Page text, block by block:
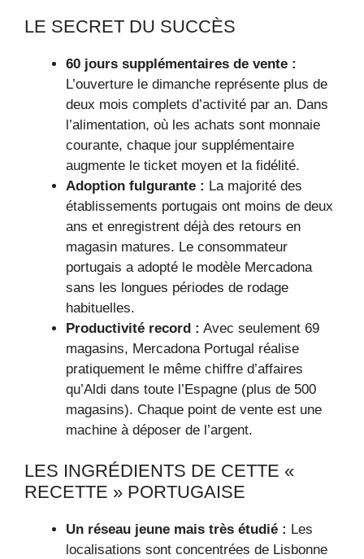
LE SECRET DU SUCCÈS
60 jours supplémentaires de vente :
L’ouverture le dimanche représente plus de
deux mois complets d’activité par an. Dans
l’alimentation, où les achats sont monnaie
courante, chaque jour supplémentaire
augmente le ticket moyen et la fidélité.
Adoption fulgurante : La majorité des
établissements portugais ont moins de deux
ans et enregistrent déjà des retours en
magasin matures. Le consommateur
portugais a adopté le modèle Mercadona
sans les longues périodes de rodage
habituelles.
Productivité record : Avec seulement 69
magasins, Mercadona Portugal réalise
pratiquement le même chiffre d’affaires
qu’Aldi dans toute l’Espagne (plus de 500
magasins). Chaque point de vente est une
machine à déposer de l’argent.
LES INGRÉDIENTS DE CETTE «
RECETTE » PORTUGAISE
Un réseau jeune mais très étudié : Les
localisations sont concentrées de Lisbonne